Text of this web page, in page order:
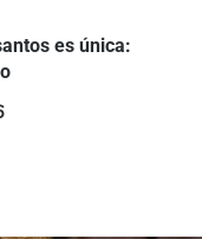
es única: